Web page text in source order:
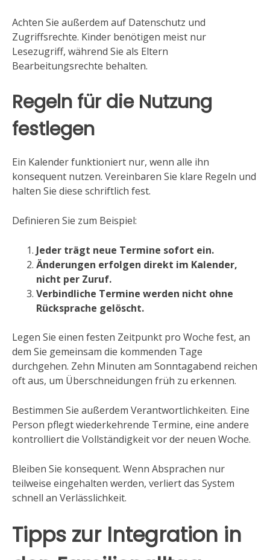
Achten Sie außerdem auf Datenschutz und
Zugriffsrechte. Kinder benötigen meist nur
Lesezugriff, während Sie als Eltern
Bearbeitungsrechte behalten.
Regeln für die Nutzung
festlegen
Ein Kalender funktioniert nur, wenn alle ihn
konsequent nutzen. Vereinbaren Sie klare Regeln und
halten Sie diese schriftlich fest.
Definieren Sie zum Beispiel:
Jeder trägt neue Termine sofort ein.
Änderungen erfolgen direkt im Kalender,
nicht per Zuruf.
Verbindliche Termine werden nicht ohne
Rücksprache gelöscht.
Legen Sie einen festen Zeitpunkt pro Woche fest, an
dem Sie gemeinsam die kommenden Tage
durchgehen. Zehn Minuten am Sonntagabend reichen
oft aus, um Überschneidungen früh zu erkennen.
Bestimmen Sie außerdem Verantwortlichkeiten. Eine
Person pflegt wiederkehrende Termine, eine andere
kontrolliert die Vollständigkeit vor der neuen Woche.
Bleiben Sie konsequent. Wenn Absprachen nur
teilweise eingehalten werden, verliert das System
schnell an Verlässlichkeit.
Tipps zur Integration in